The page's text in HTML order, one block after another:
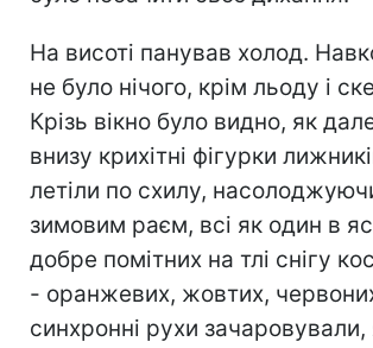
На висоті панував холод.
не було нічого, крім льоду і
Крізь вікно було видно, як
внизу крихітні фігурки
летіли по схилу,
зимовим раєм, всі як один в
добре помітних на тлі снігу
- оранжевих, жовтих,
синхронні рухи зачаровували,